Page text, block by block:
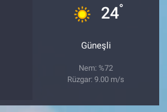
24°
Güneşli
Nem: %72
Rüzgar: 9.00 m/s